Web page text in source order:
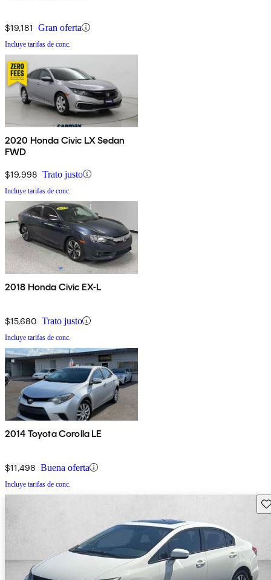
$19,181 Gran oferta
Incluye tarifas de conc.
2020 Honda Civic LX Sedan
FWD
$19,998 Trato justo
Incluye tarifas de conc.
2018 Honda Civic EX-L
$15,680 Trato justo
Incluye tarifas de conc.
2014 Toyota Corolla LE
$11,498 Buena oferta
Incluye tarifas de conc.